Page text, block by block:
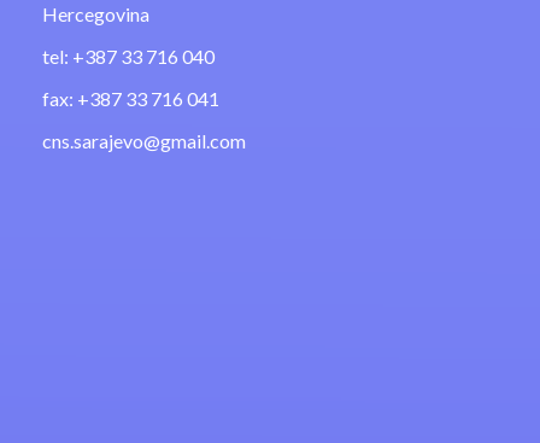
Hercegovina
tel: +387 33 716 040
fax: +387 33 716 041
cns.sarajevo@gmail.com